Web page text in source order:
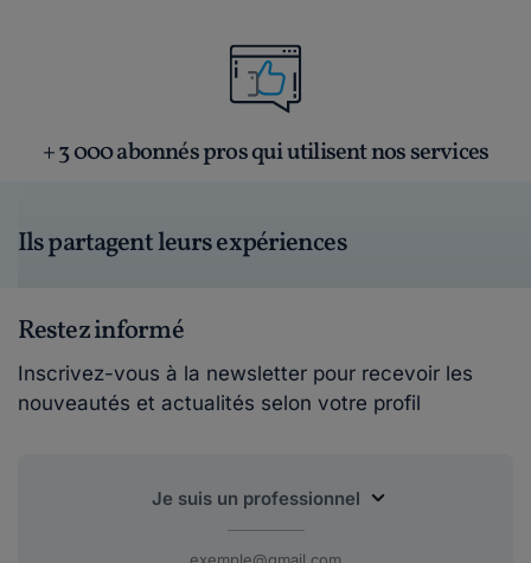
+ 3 000 abonnés pros qui utilisent nos services
Ils partagent leurs expériences
Restez informé
Inscrivez-vous à la newsletter pour recevoir les
nouveautés et actualités selon votre profil